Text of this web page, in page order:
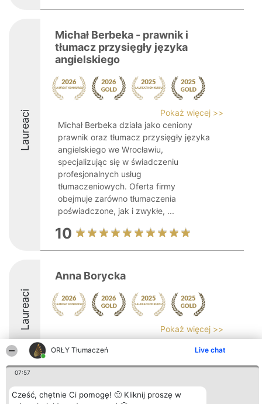
ORŁY Tłumaczeń Live chat
07:57
Cześć, chętnie Ci pomogę! 🙂 Kliknij proszę w
Laureaci
Michał Berbeka - prawnik i
tłumacz przysięgły języka
angielskiego
Pokaż więcej >>
Michał Berbeka działa jako ceniony
prawnik oraz tłumacz przysięgły języka
angielskiego we Wrocławiu,
specjalizując się w świadczeniu
profesjonalnych usług
tłumaczeniowych. Oferta firmy
obejmuje zarówno tłumaczenia
poświadczone, jak i zwykłe, ...
10
Laureaci
Anna Borycka
Pokaż więcej >>
10
Organizator plebiscytu
Bright Side Solutions sp. z o.
Plebiscyt
Laureaci
Kontakt